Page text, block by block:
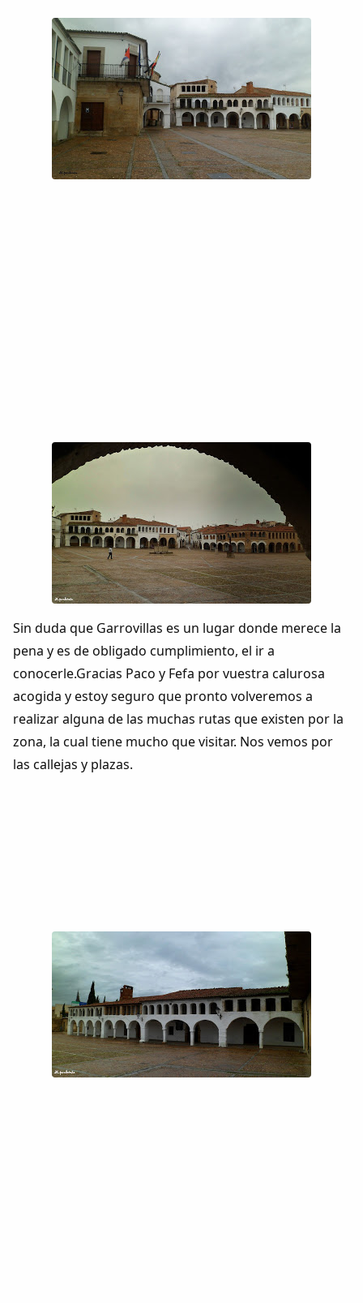
Sin duda que Garrovillas es un lugar donde merece la
pena y es de obligado cumplimiento, el ir a
conocerle.Gracias Paco y Fefa por vuestra calurosa
acogida y estoy seguro que pronto volveremos a
realizar alguna de las muchas rutas que existen por la
zona, la cual tiene mucho que visitar. Nos vemos por
las callejas y plazas.